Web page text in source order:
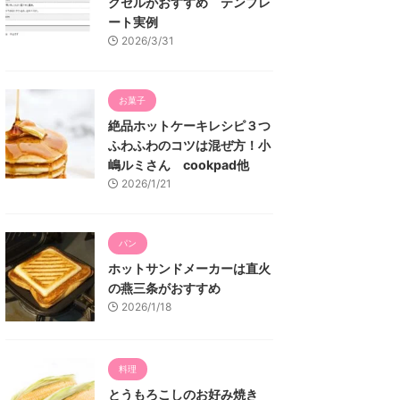
ート実例
2026/3/31
お菓子
絶品ホットケーキレシピ３つ
ふわふわのコツは混ぜ方！小
嶋ルミさん cookpad他
2026/1/21
パン
ホットサンドメーカーは直火
の燕三条がおすすめ
2026/1/18
料理
とうもろこしのお好み焼き